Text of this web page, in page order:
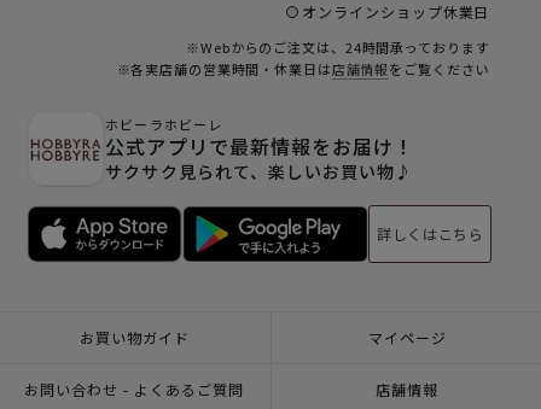
オンラインショップ休業日
※Webからのご注文は、24時間承っております
※各実店舗の営業時間・休業日は店舗情報をご覧ください
ホビーラホビーレ
公式アプリで最新情報をお届け！
サクサク見られて、楽しいお買い物♪
詳しくはこちら
お買い物ガイド マイページ
お問い合わせ - よくあるご質問 店舗情報